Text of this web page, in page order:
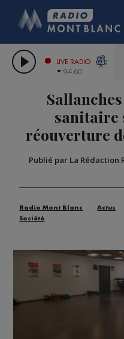
LES
GRAND
LIVE RADIO
94.60
sanitaire
réouverture
Publié par La Rédaction
Radio Mont Blanc
Actus
Société